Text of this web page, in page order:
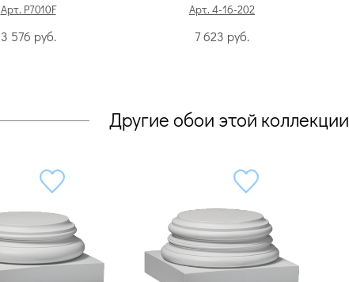
Арт. P7010F
3 576 руб.
Арт. 4-16-202
7 623 руб.
Другие обои этой коллекции